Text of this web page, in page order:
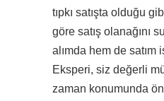
tıpkı satışta olduğu
göre satış olanağını
alımda hem de satım
Eksperi, siz değerli
zaman konumunda